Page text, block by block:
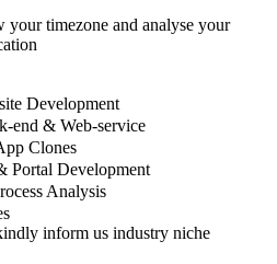
timezone and analyse your
Development
end & Web-service
Clones
Portal Development
Analysis
inform us industry niche